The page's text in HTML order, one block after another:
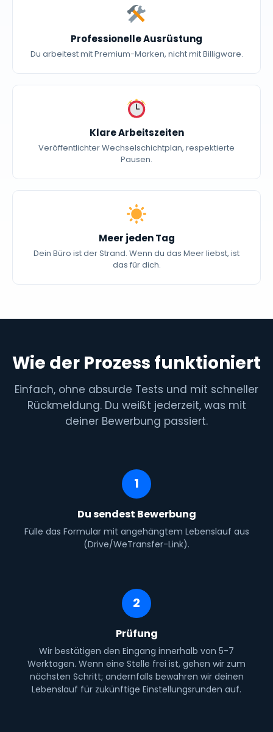
Professionelle Ausrüstung
Du arbeitest mit Premium-Marken, nicht mit Billigware.
Klare Arbeitszeiten
Veröffentlichter Wechselschichtplan, respektierte
Pausen.
Meer jeden Tag
Dein Büro ist der Strand. Wenn du das Meer liebst, ist
das für dich.
Wie der Prozess funktioniert
Einfach, ohne absurde Tests und mit schneller
Rückmeldung. Du weißt jederzeit, was mit
deiner Bewerbung passiert.
1
Du sendest Bewerbung
Fülle das Formular mit angehängtem Lebenslauf aus
(Drive/WeTransfer-Link).
2
Prüfung
Wir bestätigen den Eingang innerhalb von 5-7
Werktagen. Wenn eine Stelle frei ist, gehen wir zum
nächsten Schritt; andernfalls bewahren wir deinen
Lebenslauf für zukünftige Einstellungsrunden auf.